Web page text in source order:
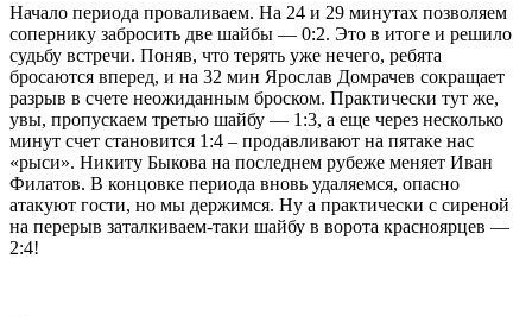
Начало периода проваливаем. На 24 и 29 минутах позволяем
сопернику забросить две шайбы — 0:2. Это в итоге и решило
судьбу встречи. Поняв, что терять уже нечего, ребята
бросаются вперед, и на 32 мин Ярослав Домрачев сокращает
разрыв в счете неожиданным броском. Практически тут же,
увы, пропускаем третью шайбу — 1:3, а еще через несколько
минут счет становится 1:4 – продавливают на пятаке нас
«рыси». Никиту Быкова на последнем рубеже меняет Иван
Филатов. В концовке периода вновь удаляемся, опасно
атакуют гости, но мы держимся. Ну а практически с сиреной
на перерыв заталкиваем-таки шайбу в ворота красноярцев —
2:4!